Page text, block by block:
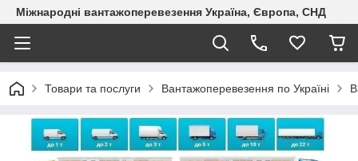
Міжнародні вантажоперевезення Україна, Європа, СНД
Товари та послуги Вантажоперевезення по Україні